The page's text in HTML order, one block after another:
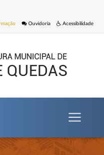
Acessibilidade
Ouvidoria